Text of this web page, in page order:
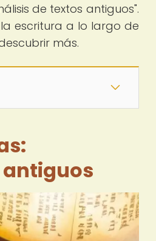
de textos antiguos".
escritura a lo largo de
más.